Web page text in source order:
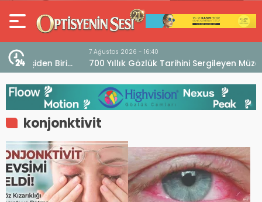
7 Ağustos 2026 - 16:40
700 Yıllık Gözlük Tarihini Sergileyen Müze “Museo
dell’Occhiale”
konjonktivit